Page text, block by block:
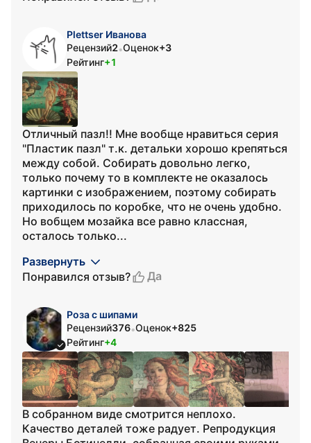
Plettser Иванова
Рецензий2•Оценок+3
Рейтинг+1
Отличный пазл!! Мне вообще нравиться серия
"Пластик пазл" т.к. детальки хорошо крепяться
между собой. Собирать довольно легко,
только почему то в комплекте не оказалось
картинки с изображением, поэтому собирать
приходилось по коробке, что не очень удобно.
Но вобщем мозайка все равно классная,
осталось только...
Развернуть
Понравился отзыв?
Да
Роза с шипами
Рецензий376•Оценок+825
Рейтинг+4
В собранном виде смотрится неплохо.
Качество деталей тоже радует. Репродукция